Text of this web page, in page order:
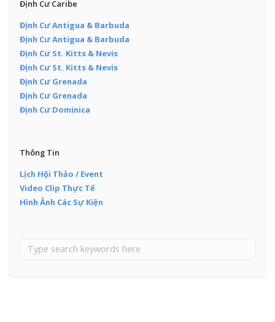
Định Cư Caribe
Định Cư Antigua & Barbuda
Định Cư Antigua & Barbuda
Định Cư St. Kitts & Nevis
Định Cư St. Kitts & Nevis
Định Cư Grenada
Định Cư Grenada
Định Cư Dominica
Thông Tin
Lịch Hội Thảo / Event
Video Clip Thực Tế
Hình Ảnh Các Sự Kiện